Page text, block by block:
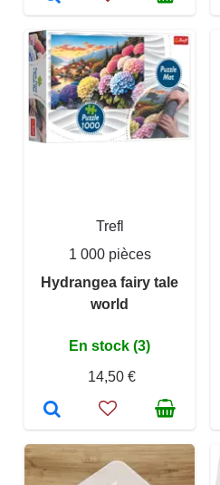
Trefl
1 000 pièces
Hydrangea fairy tale
world
En stock (3)
14,50 €